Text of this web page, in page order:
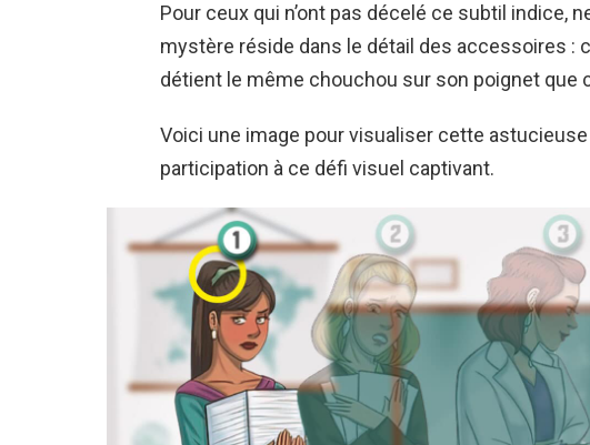
Pour ceux qui n’ont pas décelé ce subtil indice,
mystère réside dans le détail des accessoires :
détient le même chouchou sur son poignet que
Voici une image pour visualiser cette
participation à ce défi visuel captivant.